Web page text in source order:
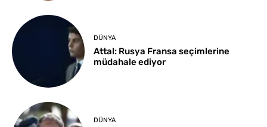
DÜNYA
Attal: Rusya Fransa seçimlerine
müdahale ediyor
DÜNYA